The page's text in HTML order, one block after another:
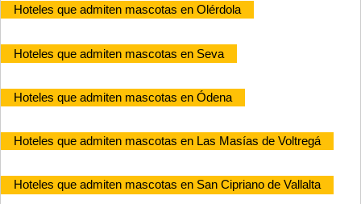
Hoteles que admiten mascotas en Olérdola
Hoteles que admiten mascotas en Seva
Hoteles que admiten mascotas en Ódena
Hoteles que admiten mascotas en Las Masías de Voltregá
Hoteles que admiten mascotas en San Cipriano de Vallalta